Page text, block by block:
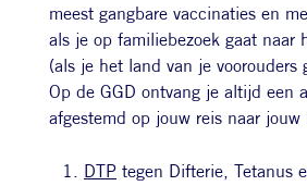
meest gangbare vaccinaties en
als je op familiebezoek gaat naar
(als je het land van je voorouders
Op de GGD ontvang je altijd een
afgestemd op jouw reis naar jouw
DTP tegen Difterie, Tetanus